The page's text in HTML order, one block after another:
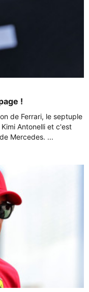
!
de Ferrari, le septuple
Antonelli et c'est
Mercedes. ...